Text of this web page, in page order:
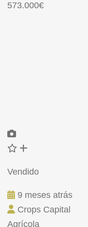
573.000€
Vendido
9 meses atrás
Crops Capital
Agrícola